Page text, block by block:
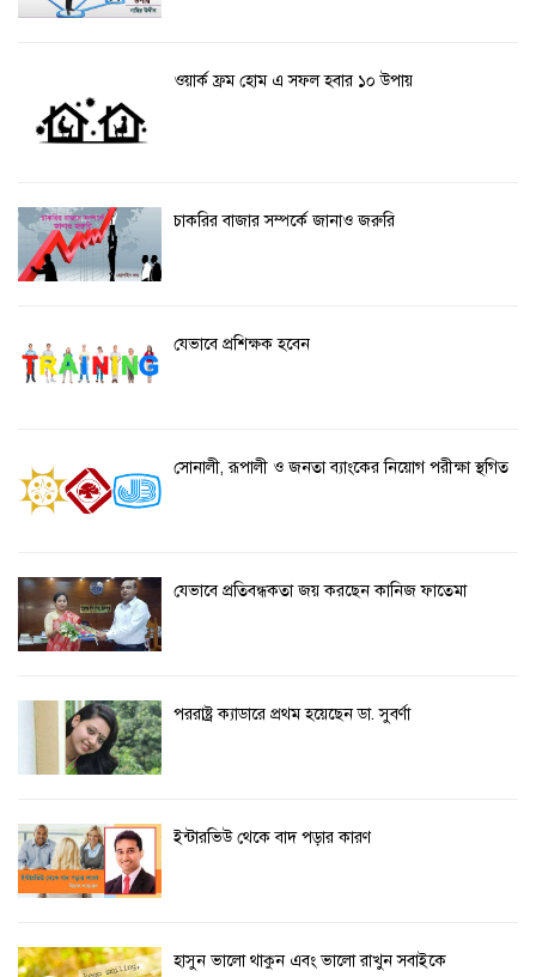
ওয়ার্ক ফ্রম হোম এ সফল হবার ১০ উপায়
চাকরির বাজার সম্পর্কে জানাও জরুরি
যেভাবে প্রশিক্ষক হবেন
সোনালী, রূপালী ও জনতা ব্যাংকের নিয়োগ পরীক্ষা স্থগিত
যেভাবে প্রতিবন্ধকতা জয় করছেন কানিজ ফাতেমা
পররাষ্ট্র ক্যাডারে প্রথম হয়েছেন ডা. সুবর্ণা
ইন্টারভিউ থেকে বাদ পড়ার কারণ
হাসুন ভালো থাকুন এবং ভালো রাখুন সবাইকে